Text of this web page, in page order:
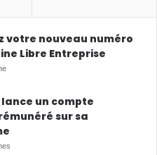
votre nouveau numéro
Libre Entreprise
lance un compte
sur sa